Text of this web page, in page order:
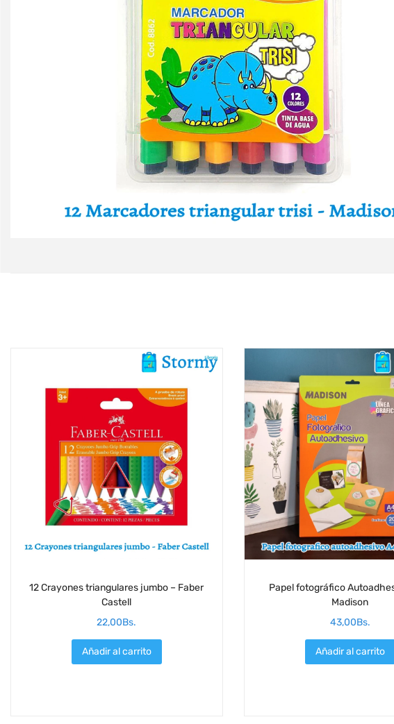
12 Crayones triangulares jumbo – Faber
Castell
22,00Bs.
Añadir al carrito
Papel fotográfico
Madison
43,00Bs.
Añadir al carrito